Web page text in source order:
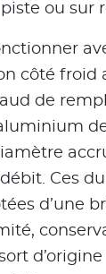
ou sur
côté froid
de
Ces
d’une